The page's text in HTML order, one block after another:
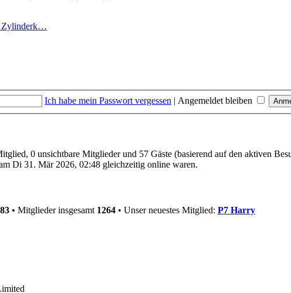
Zylinderk…
Ich habe mein Passwort vergessen | Angemeldet bleiben
0 unsichtbare Mitglieder und 57 Gäste (basierend auf den aktiven
Di 31. Mär 2026, 02:48 gleichzeitig online waren.
• Mitglieder insgesamt 1264 • Unser neuestes Mitglied: P7 Harry